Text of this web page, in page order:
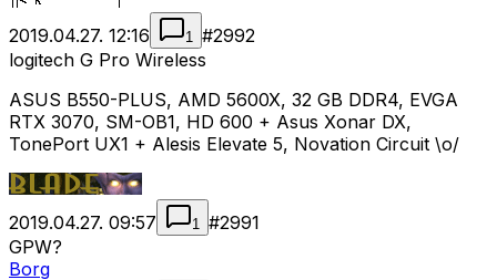
2019.04.27. 12:16 1 #2992
logitech G Pro Wireless
ASUS B550-PLUS, AMD 5600X, 32 GB DDR4, EVGA
RTX 3070, SM-OB1, HD 600 + Asus Xonar DX,
TonePort UX1 + Alesis Elevate 5, Novation Circuit \o/
2019.04.27. 09:57 1 #2991
GPW?
Borg